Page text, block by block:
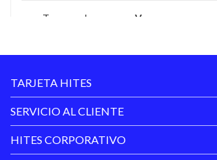
Temporada Verano
TARJETA HITES
SERVICIO AL CLIENTE
HITES CORPORATIVO